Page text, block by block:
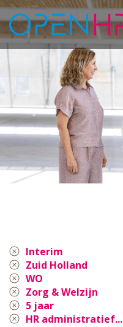
Interim
Zuid Holland
WO
Zorg & Welzijn
5 jaar
HR administratief...